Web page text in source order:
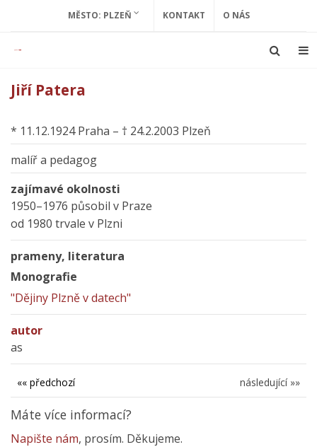
MĚSTO: PLZEŇ KONTAKT O NÁS
Jiří Patera
* 11.12.1924 Praha – † 24.2.2003 Plzeň
malíř a pedagog
zajímavé okolnosti
1950–1976 působil v Praze
od 1980 trvale v Plzni
prameny, literatura
Monografie
"Dějiny Plzně v datech"
autor
as
následující »»
«« předchozí
Máte více informací?
Napište nám, prosím. Děkujeme.